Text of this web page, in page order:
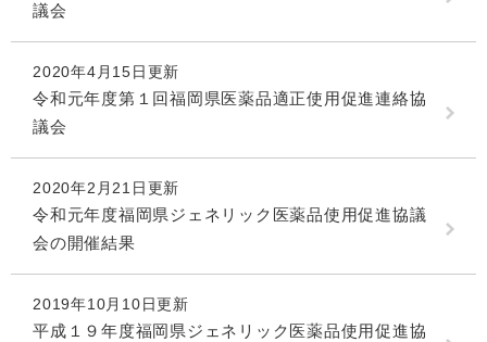
議会
2020年4月15日更新
令和元年度第１回福岡県医薬品適正使用促進連絡協
議会
2020年2月21日更新
令和元年度福岡県ジェネリック医薬品使用促進協議
会の開催結果
2019年10月10日更新
平成１９年度福岡県ジェネリック医薬品使用促進協